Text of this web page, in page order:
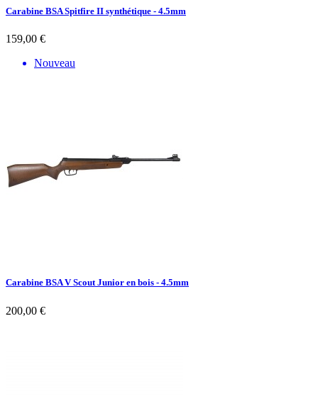
Carabine BSA Spitfire II synthétique - 4.5mm
159,00 €
Nouveau
Carabine BSA V Scout Junior en bois - 4.5mm
200,00 €